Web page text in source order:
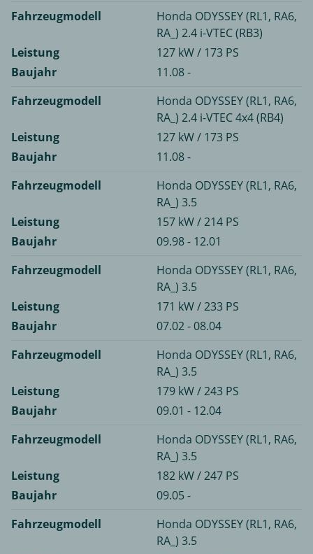
Fahrzeugmodell
Honda ODYSSEY (RL1, RA6,
RA_) 2.4 i-VTEC (RB3)
Leistung
127 kW / 173 PS
Baujahr
11.08 -
Fahrzeugmodell
Honda ODYSSEY (RL1, RA6,
RA_) 2.4 i-VTEC 4x4 (RB4)
Leistung
127 kW / 173 PS
Baujahr
11.08 -
Fahrzeugmodell
Honda ODYSSEY (RL1, RA6,
RA_) 3.5
Leistung
157 kW / 214 PS
Baujahr
09.98 - 12.01
Fahrzeugmodell
Honda ODYSSEY (RL1, RA6,
RA_) 3.5
Leistung
171 kW / 233 PS
Baujahr
07.02 - 08.04
Fahrzeugmodell
Honda ODYSSEY (RL1, RA6,
RA_) 3.5
Leistung
179 kW / 243 PS
Baujahr
09.01 - 12.04
Fahrzeugmodell
Honda ODYSSEY (RL1, RA6,
RA_) 3.5
Leistung
182 kW / 247 PS
Baujahr
09.05 -
Fahrzeugmodell
Honda ODYSSEY (RL1, RA6,
RA_) 3.5